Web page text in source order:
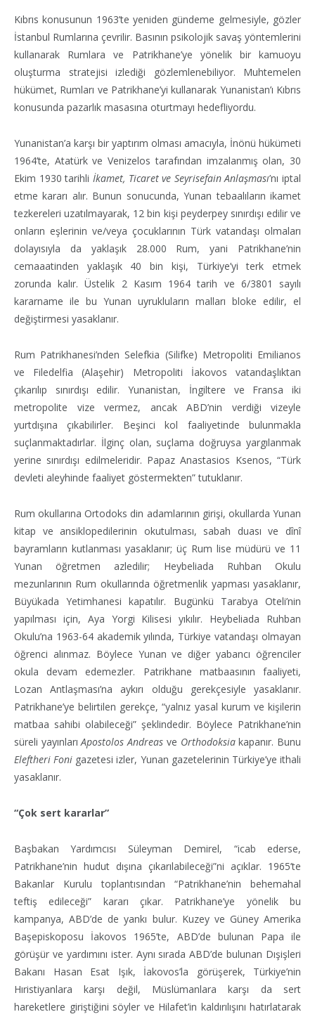
Kıbrıs konusunun 1963’te yeniden gündeme gelmesiyle, gözler
İstanbul Rumlarına çevrilir. Basının psikolojik savaş yöntemlerini
kullanarak Rumlara ve Patrikhane’ye yönelik bir kamuoyu
oluşturma stratejisi izlediği gözlemlenebiliyor. Muhtemelen
hükümet, Rumları ve Patrikhane’yi kullanarak Yunanistan’ı Kıbrıs
konusunda pazarlık masasına oturtmayı hedefliyordu.
Yunanistan’a karşı bir yaptırım olması amacıyla, İnönü hükümeti
1964’te, Atatürk ve Venizelos tarafından imzalanmış olan, 30
Ekim 1930 tarihli İkamet, Ticaret ve Seyrisefain Anlaşması’nı iptal
etme kararı alır. Bunun sonucunda, Yunan tebaalıların ikamet
tezkereleri uzatılmayarak, 12 bin kişi peyderpey sınırdışı edilir ve
onların eşlerinin ve/veya çocuklarının Türk vatandaşı olmaları
dolayısıyla da yaklaşık 28.000 Rum, yani Patrikhane’nin
cemaaatinden yaklaşık 40 bin kişi, Türkiye’yi terk etmek
zorunda kalır. Üstelik 2 Kasım 1964 tarih ve 6/3801 sayılı
kararname ile bu Yunan uyrukluların malları bloke edilir, el
değiştirmesi yasaklanır.
Rum Patrikhanesi’nden Selefkia (Silifke) Metropoliti Emilianos
ve Filedelfia (Alaşehir) Metropoliti İakovos vatandaşlıktan
çıkarılıp sınırdışı edilir. Yunanistan, İngiltere ve Fransa iki
metropolite vize vermez, ancak ABD’nin verdiği vizeyle
yurtdışına çıkabilirler. Beşinci kol faaliyetinde bulunmakla
suçlanmaktadırlar. İlginç olan, suçlama doğruysa yargılanmak
yerine sınırdışı edilmeleridir. Papaz Anastasios Ksenos, “Türk
devleti aleyhinde faaliyet göstermekten” tutuklanır.
Rum okullarına Ortodoks din adamlarının girişi, okullarda Yunan
kitap ve ansiklopedilerinin okutulması, sabah duası ve dînî
bayramların kutlanması yasaklanır; üç Rum lise müdürü ve 11
Yunan öğretmen azledilir; Heybeliada Ruhban Okulu
mezunlarının Rum okullarında öğretmenlik yapması yasaklanır,
Büyükada Yetimhanesi kapatılır. Bugünkü Tarabya Oteli’nin
yapılması için, Aya Yorgi Kilisesi yıkılır. Heybeliada Ruhban
Okulu’na 1963-64 akademik yılında, Türkiye vatandaşı olmayan
öğrenci alınmaz. Böylece Yunan ve diğer yabancı öğrenciler
okula devam edemezler. Patrikhane matbaasının faaliyeti,
Lozan Antlaşması’na aykırı olduğu gerekçesiyle yasaklanır.
Patrikhane’ye belirtilen gerekçe, “yalnız yasal kurum ve kişilerin
matbaa sahibi olabileceği” şeklindedir. Böylece Patrikhane’nin
süreli yayınlarıApostolos Andreas ve Orthodoksiakapanır. Bunu
Eleftheri Foni gazetesi izler, Yunan gazetelerinin Türkiye’ye ithali
yasaklanır.
“Çok sert kararlar”
Başbakan Yardımcısı Süleyman Demirel, “icab ederse,
Patrikhane’nin hudut dışına çıkarılabileceği”ni açıklar. 1965’te
Bakanlar Kurulu toplantısından “Patrikhane’nin behemahal
teftiş edileceği” kararı çıkar. Patrikhane’ye yönelik bu
kampanya, ABD’de de yankı bulur. Kuzey ve Güney Amerika
Başepiskoposu İakovos 1965’te, ABD’de bulunan Papa ile
görüşür ve yardımını ister. Aynı sırada ABD’de bulunan Dışişleri
Bakanı Hasan Esat Işık, İakovos’la görüşerek, Türkiye’nin
Hıristiyanlara karşı değil, Müslümanlara karşı da sert
hareketlere giriştiğini söyler ve Hilafet’in kaldırılışını hatırlatarak